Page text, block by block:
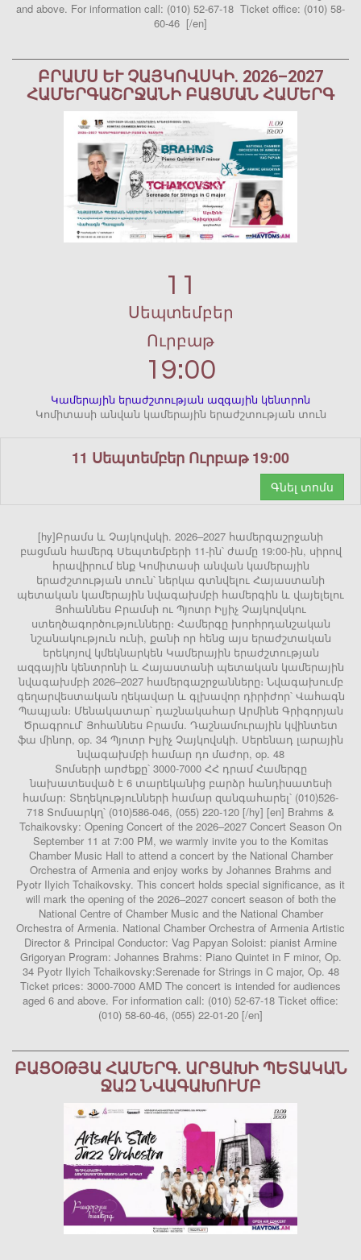
and above. For information call: (010) 52-67-18 Ticket office: (010) 58-
60-46 [/en]
ԲՐԱՄՍ ԵՒ ՉԱՅԿՈՎՍԿԻ. 2026–2027 Հ
ԱՄԵՐԳԱՇՐՋԱՆԻ ԲԱՑՄԱՆ ՀԱՄԵՐԳ
11
Սեպտեմբեր
Ուրբաթ
19:00
Կամերային երաժշտության ազգային կենտրոն
Կոմիտասի անվան կամերային երաժշտության տուն
11 Սեպտեմբեր Ուրբաթ 19:00
Գնել տոմս
[hy]Բրամս և Չայկովսկի. 2026–2027 համերգաշրջանի
բացման համերգ Սեպտեմբերի 11-ին՝ ժամը 19:00-ին, սիրով
հրավիրում ենք Կոմիտասի անվան կամերային
երաժշտության տուն՝ ներկա գտնվելու Հայաստանի
պետական կամերային նվագախմբի համերգին և վայելելու
Յոհաննես Բրամսի ու Պյոտր Իլյիչ Չայկովսկու
ստեղծագործությունները։ Համերգը խորհրդանշական
նշանակություն ունի, քանի որ հենց այս երաժշտական
երեկոյով կմեկնարկեն Կամերային երաժշտության
ազգային կենտրոնի և Հայաստանի պետական կամերային
նվագախմբի 2026–2027 համերգաշրջանները։ Նվագախումբ
գեղարվեստական ղեկավար և գլխավոր դիրիժոր՝ Վահագն
Պապյան։ Մենակատար՝ դաշնակահար Արմինե Գրիգորյան
Ծրագրում՝ Յոհաննես Բրամս. Դաշնամուրային կվինտետ
ֆա մինոր, op. 34 Պյոտր Իլյիչ Չայկովսկի. Սերենադ լարային
նվագախմբի համար դո մաժոր, op. 48
Տոմսերի արժեքը՝ 3000-7000 ՀՀ դրամ Համերգը
նախատեսված է 6 տարեկանից բարձր հանդիսատեսի
համար: Տեղեկությունների համար զանգահարել՝ (010)526-
718 Տոմսարկղ՝ (010)586-046, (055) 220-120 [/hy] [en] Brahms &
Tchaikovsky: Opening Concert of the 2026–2027 Concert Season On
September 11 at 7:00 PM, we warmly invite you to the Komitas
Chamber Music Hall to attend a concert by the National Chamber
Orchestra of Armenia and enjoy works by Johannes Brahms and
Pyotr Ilyich Tchaikovsky. This concert holds special significance, as it
will mark the opening of the 2026–2027 concert season of both the
National Centre of Chamber Music and the National Chamber
Orchestra of Armenia. National Chamber Orchestra of Armenia Artistic
Director & Principal Conductor: Vag Papyan Soloist: pianist Armine
Grigoryan Program: Johannes Brahms: Piano Quintet in F minor, Op.
34 Pyotr Ilyich Tchaikovsky:Serenade for Strings in C major, Op. 48
Ticket prices: 3000-7000 AMD The concert is intended for audiences
aged 6 and above. For information call: (010) 52-67-18 Ticket office:
(010) 58-60-46, (055) 22-01-20 [/en]
ԲԱՑՕԹՅԱ ՀԱՄԵՐԳ. ԱՐՑԱԽԻ ՊԵՏԱԿԱՆ
ՋԱԶ ՆՎԱԳԱԽՈՒՄԲ